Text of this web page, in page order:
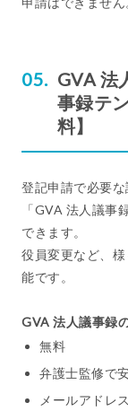
GVA 法
事録テ
料】
登記申請で必要な
「GVA 法人議事
できます。
役員変更など、
能です。
GVA 法人議事録
無料
弁護士監修で
メールアドレ